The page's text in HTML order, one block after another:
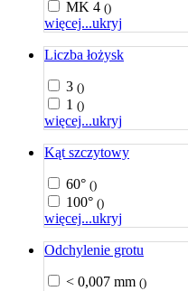
MK 4 ()
więcej...ukryj
Liczba łożysk
3 ()
1 ()
więcej...ukryj
Kąt szczytowy
60° ()
100° ()
więcej...ukryj
Odchylenie grotu
< 0,007 mm ()